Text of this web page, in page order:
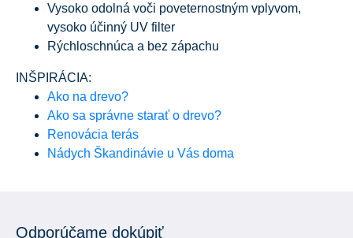
Vysoko odolná voči poveternostným vplyvom,
vysoko účinný UV filter
Rýchloschnúca a bez zápachu
INŠPIRÁCIA:
Ako na drevo?
Ako sa správne starať o drevo?
Renovácia terás
Nádych Škandinávie u Vás doma
Odporúčame dokúpiť